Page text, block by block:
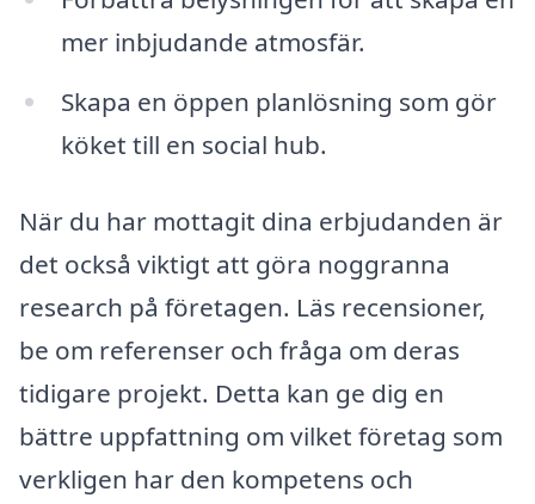
mer inbjudande atmosfär.
Skapa en öppen planlösning som gör
köket till en social hub.
När du har mottagit dina erbjudanden är
det också viktigt att göra noggranna
research på företagen. Läs recensioner,
be om referenser och fråga om deras
tidigare projekt. Detta kan ge dig en
bättre uppfattning om vilket företag som
verkligen har den kompetens och